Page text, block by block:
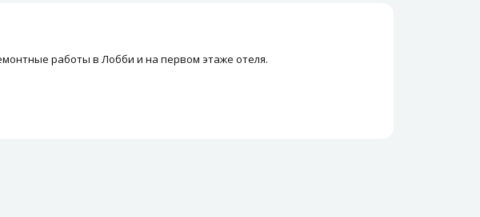
ремонтные работы в Лобби и на первом этаже отеля.